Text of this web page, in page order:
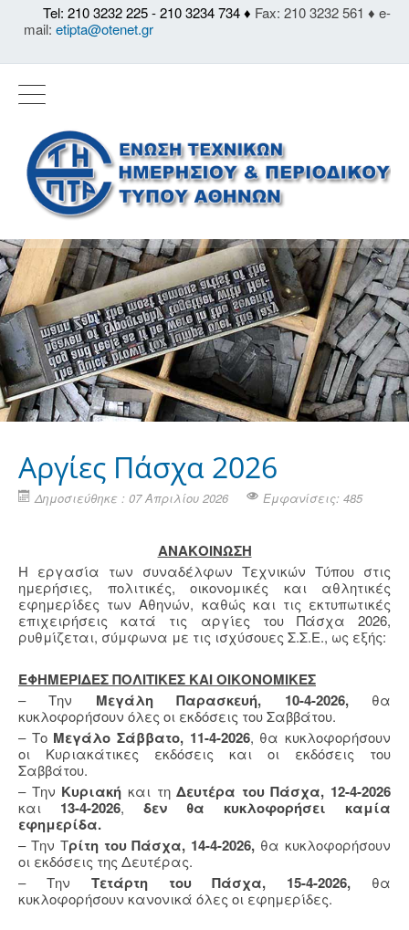
Tel: 210 3232 225 - 210 3234 734 ♦ Fax: 210 3232 561 ♦ e-
mail: etipta@otenet.gr
Aργίες Πάσχα 2026
Δημοσιεύθηκε : 07 Απριλίου 2026 Εμφανίσεις: 485
ΑΝΑΚΟΙΝΩΣΗ
Η εργασία των συναδέλφων Τεχνικών Τύπου στις
ημερήσιες, πολιτικές, οικονομικές και αθλητικές
εφημερίδες των Αθηνών, καθώς και τις εκτυπωτικές
επιχειρήσεις κατά τις αργίες του Πάσχα 2026,
ρυθμίζεται, σύμφωνα με τις ισχύσουες Σ.Σ.Ε., ως εξής:
ΕΦΗΜΕΡΙΔΕΣ ΠΟΛΙΤΙΚΕΣ ΚΑΙ ΟΙΚΟΝΟΜΙΚΕΣ
– Την Μεγάλη Παρασκευή, 10-4-2026,θα
κυκλοφορήσουν όλες οι εκδόσεις του Σαββάτου.
– ΤοΜεγάλο Σάββατο, 11-4-2026, θα κυκλοφορήσουν
οι Κυριακάτικες εκδόσεις και οι εκδόσεις του
Σαββάτου.
– Την Κυριακή και τηΔευτέρα του Πάσχα, 12-4-2026
και 13-4-2026, δεν θα κυκλοφορήσει καμία
εφημερίδα.
– Την Τρίτη του Πάσχα, 14-4-2026, θα κυκλοφορήσουν
οι εκδόσεις της Δευτέρας.
– Την Τετάρτη του Πάσχα, 15-4-2026, θα
κυκλοφορήσουν κανονικά όλες οι εφημερίδες.